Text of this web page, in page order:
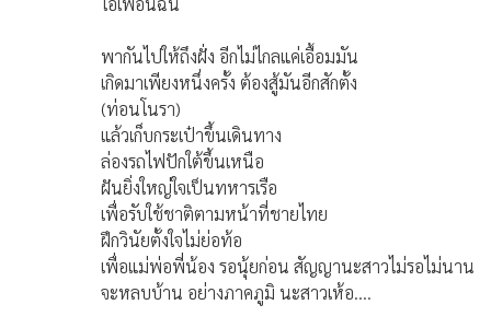
พากันไปให้ถึงฝั่ง อีกไม่ไกลแค่เอื้อมมัน
เกิดมาเพียงหนึ่งครั้ง ต้องสู้มันอีกสักตั้ง
(ท่อนโนรา)
แล้วเก็บกระเป๋าขึ้นเดินทาง
ล่องรถไฟปักใต้ขึ้นเหนือ
ฝันยิ่งใหญ่ใจเป็นทหารเรือ
เพื่อรับใช้ชาติตามหน้าที่ชายไทย
ฝึกวินัยตั้งใจไม่ย่อท้อ
เพื่อแม่พ่อพี่น้อง รอนุ้ยก่อน สัญญานะสาวไม่รอไม่นาน
จะหลบบ้าน อย่างภาคภูมิ นะสาวเห้อ….